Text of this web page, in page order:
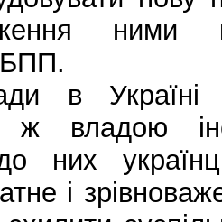
ними
в Україні
ж владою
них
і